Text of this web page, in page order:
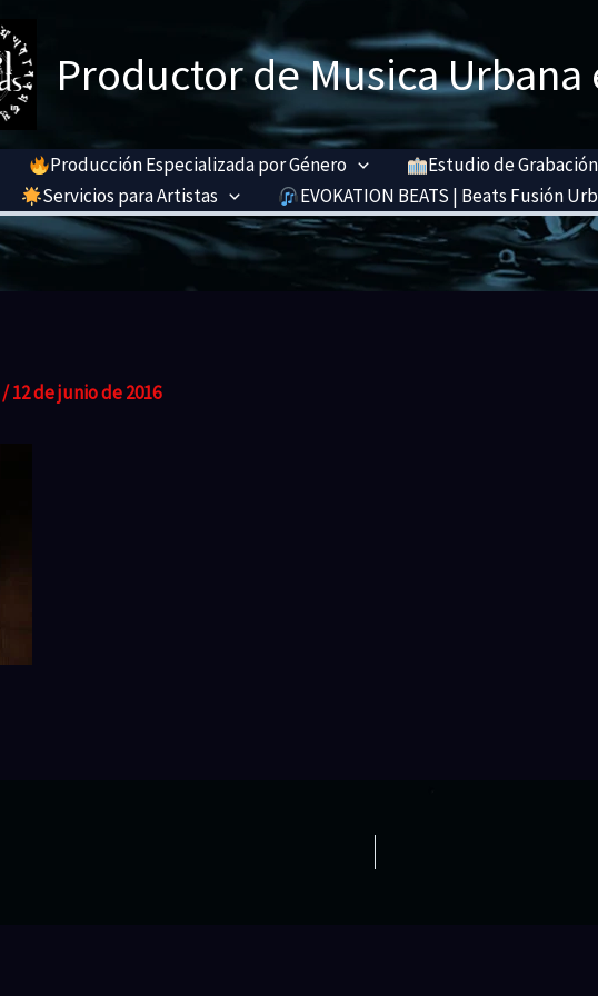
Productor de Musica
Producción Especializada por Género Estudio de
Servicios para Artistas EVOKATION BEATS | Beats Fusión
/12 de junio de 2016